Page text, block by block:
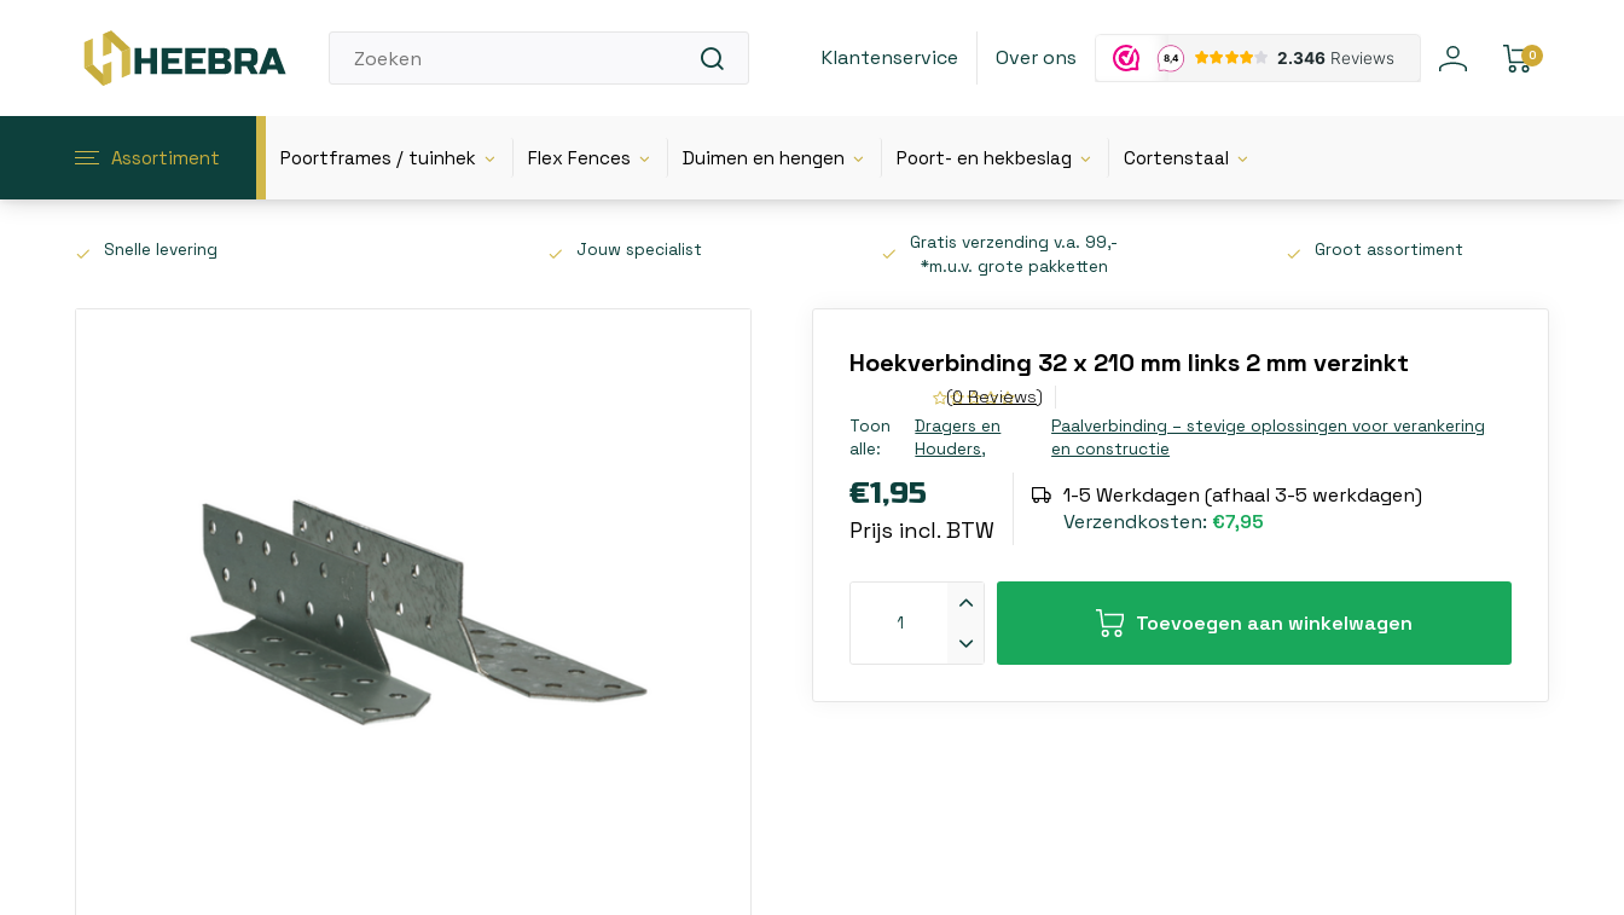
Klantenservice Over ons 0
Assortiment Poortframes / tuinhek Flex Fences Duimen en hengen Poort- en hekbeslag Cortenstaal
Snelle levering Jouw specialist
Gratis verzending v.a. 99,-
*m.u.v. grote pakketten
Groot assortiment
Hoekverbinding 32 x 210 mm links 2 mm verzinkt
(0 Reviews)
Toon
alle:
Dragers en
Houders,
Paalverbinding – stevige oplossingen voor verankering
en constructie
€1,95
Prijs incl. BTW
1-5 Werkdagen (afhaal 3-5 werkdagen)
Verzendkosten: €7,95
Toevoegen aan winkelwagen